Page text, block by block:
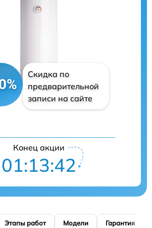
Скидка по
предварительной
записи на сайте
Конец акции
01:13:41
Этапы работ Модели Гарантия